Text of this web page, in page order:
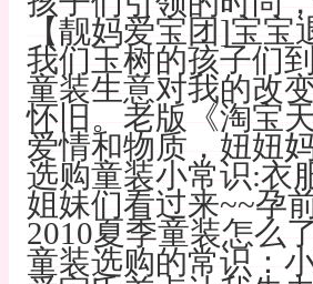
【靓妈爱宝团]宝
我们玉树的孩子们
童装生意对我的改
怀旧。老版《淘宝天
爱情和物质，妞妞
选购童装小常识:衣
姐妹们看过来~~孕
2010夏季童装怎么
童装选购的常识：